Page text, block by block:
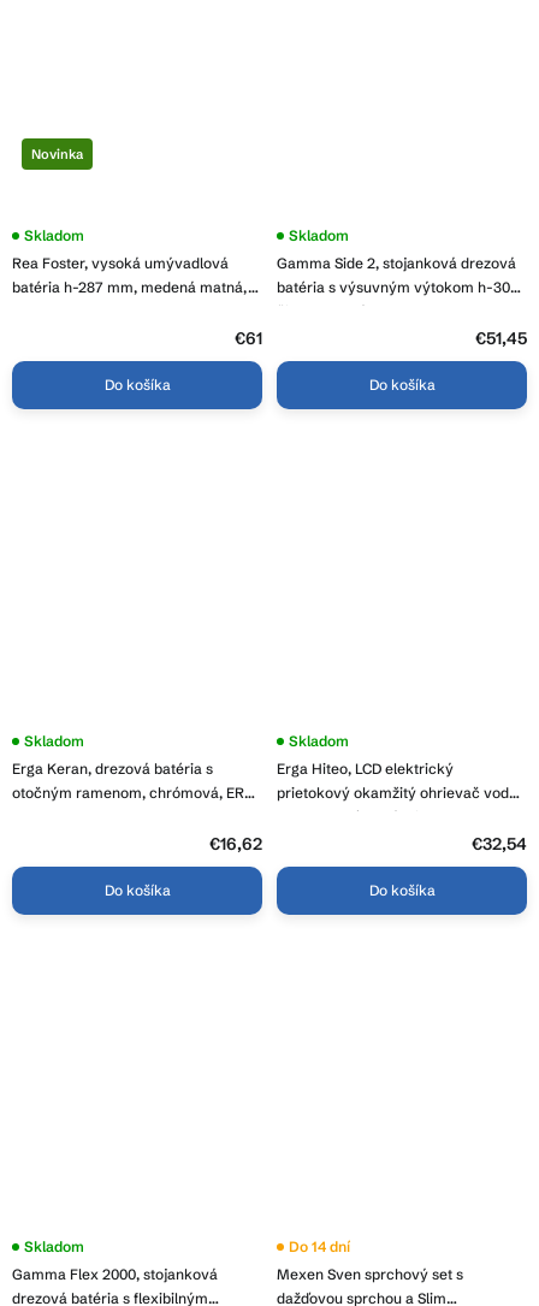
Novinka
Rea Foster, vysoká umývadlová
batéria h-287 mm, medená matná,
Skladom
€61
Do košíka
Gamma Side 2, stojanková drezová
batéria s výsuvným výtokom h-300,
čierna matná, GMA-BSE2-BK
Skladom
€51,45
Do košíka
Erga Keran, drezová batéria s
otočným ramenom, chrómová, ERG-
Skladom
€16,62
Do košíka
Erga Hiteo, LCD elektrický
prietokový okamžitý ohrievač vody
3600W, chrómová-biela, ERG-YKA-
Skladom
€32,54
Do košíka
Gamma Flex 2000, stojanková
drezová batéria s flexibilným
Skladom
Mexen Sven sprchový set s
dažďovou sprchou a Slim
Do 14 dní